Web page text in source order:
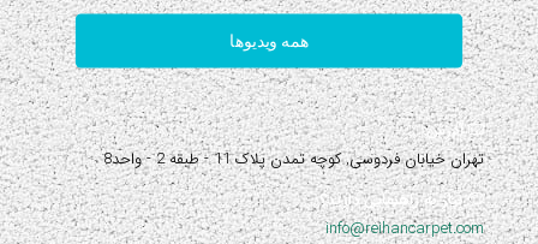
همه ویدیوها
آدرس:
تهران خیابان فردوسی, کوچه تمدن پلاک 11 - طبقه 2 - واحد8
نیاز به راهنمایی دارید؟
info@reihancarpet.com